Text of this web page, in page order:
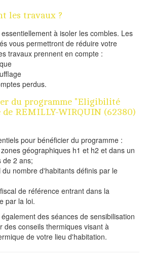
les travaux ?
à isoler les combles. Les
vous permettront de réduire votre
travaux prennent en compte :
perdus.
du programme "Eligibilité
REMILLY-WIRQUIN (62380)
pour bénéficier du programme :
géographiques h1 et h2 et dans un
de 2 ans;
nombre d'habitants définis par le
de référence entrant dans la
par la loi.
des séances de sensibilisation
des conseils thermiques visant à
de votre lieu d'habitation.